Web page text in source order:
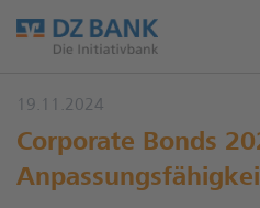
19.11.2024
Corporate Bonds